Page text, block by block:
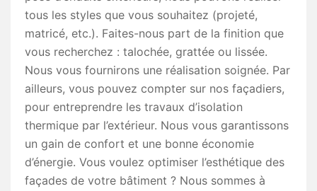
tous les styles que vous souhaitez (projeté,
matricé, etc.). Faites-nous part de la finition que
vous recherchez : talochée, grattée ou lissée.
Nous vous fournirons une réalisation soignée. Par
ailleurs, vous pouvez compter sur nos façadiers,
pour entreprendre les travaux d’isolation
thermique par l’extérieur. Nous vous garantissons
un gain de confort et une bonne économie
d’énergie. Vous voulez optimiser l’esthétique des
façades de votre bâtiment ? Nous sommes à